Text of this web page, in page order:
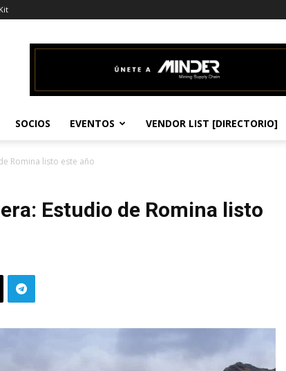
SOCIOS EVENTOS VENDOR LIST [DIRECTORIO]
Romina listo este año
Estudio de Romina listo